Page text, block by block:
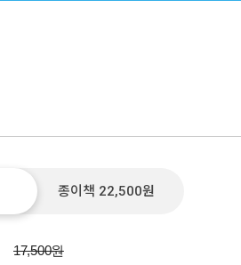
종이책 22,500원
17,500원